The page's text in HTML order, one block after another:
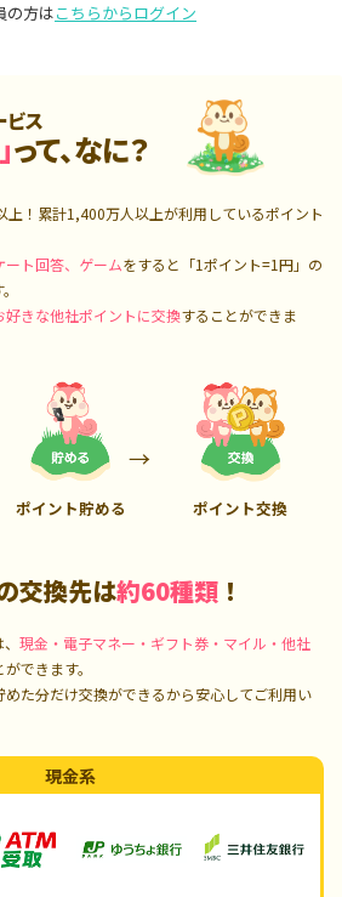
の方はこちらからログイン
ス
って、なに？
上！累計1,400万人以上が利用しているポイント
ト回答、ゲームをすると「1ポイント=1円」の
好きな他社ポイントに交換することができま
ポイント貯める ポイント交換
交換先は約60種類 ！
現金・電子マネー・ギフト券・マイル・他社
できます。
めた分だけ交換ができるから安心してご利用い
現金系